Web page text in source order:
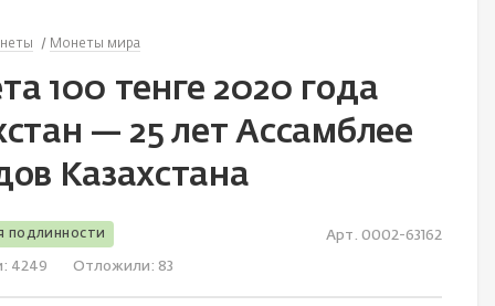
Монеты мира
100 тенге 2020 года
— 25 лет Ассамблее
Казахстана
подлинности Арт. 0002-63162
4249 Отложили: 83